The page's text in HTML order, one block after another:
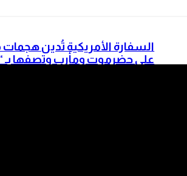
السفارة الأمريكية تُدين هجمات
على حضرموت ومأرب وتصفها بـ